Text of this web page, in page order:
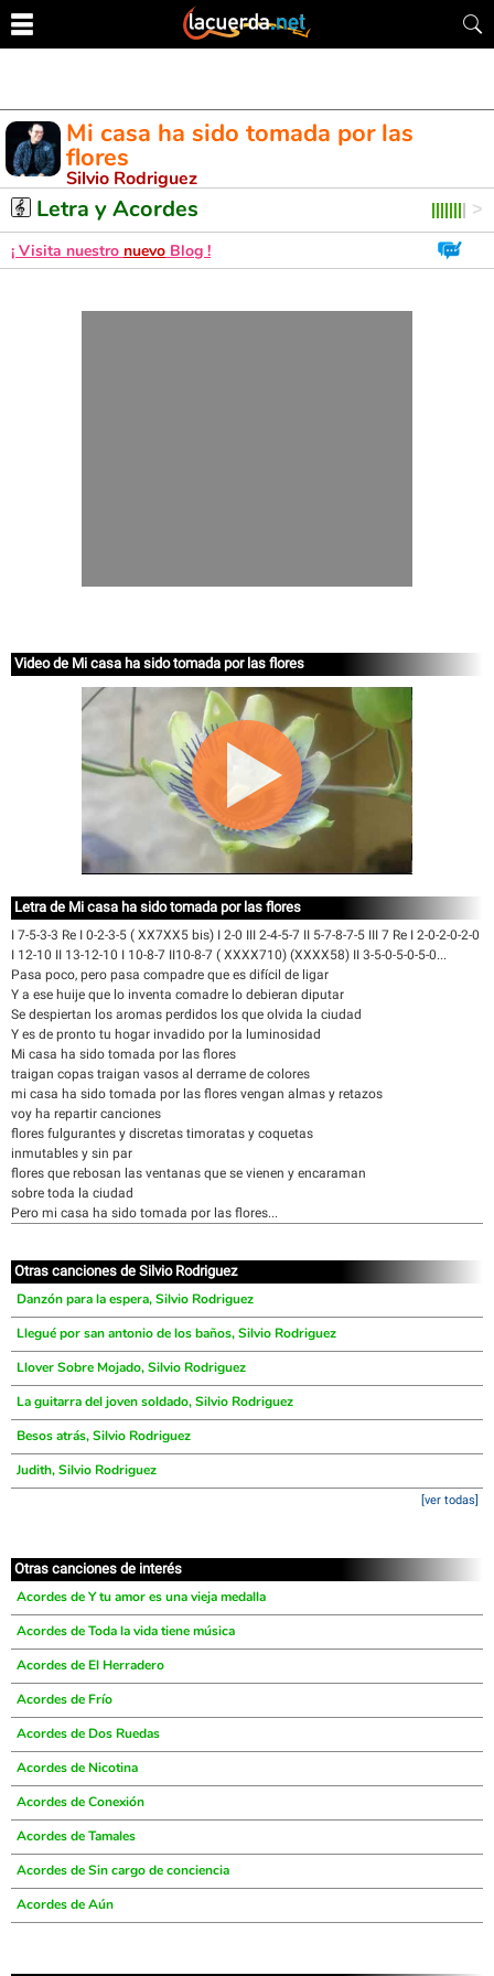
Mi casa ha sido tomada por las
flores
Silvio Rodriguez
Letra y Acordes
¡ Visita nuestro nuevo Blog !
Video de Mi casa ha sido tomada por las flores
Letra de Mi casa ha sido tomada por las flores
I 7-5-3-3 Re I 0-2-3-5 ( XX7XX5 bis) I 2-0 III 2-4-5-7 II 5-7-8-7-5 III 7 Re I 2-0-2-0-2-0
I 12-10 II 13-12-10 I 10-8-7 II10-8-7 ( XXXX710) (XXXX58) II 3-5-0-5-0-5-0...
Pasa poco, pero pasa compadre que es difícil de ligar
Y a ese huije que lo inventa comadre lo debieran diputar
Se despiertan los aromas perdidos los que olvida la ciudad
Y es de pronto tu hogar invadido por la luminosidad
Mi casa ha sido tomada por las flores
traigan copas traigan vasos al derrame de colores
mi casa ha sido tomada por las flores vengan almas y retazos
voy ha repartir canciones
flores fulgurantes y discretas timoratas y coquetas
inmutables y sin par
flores que rebosan las ventanas que se vienen y encaraman
sobre toda la ciudad
Pero mi casa ha sido tomada por las flores...
Otras canciones de Silvio Rodriguez
Danzón para la espera, Silvio Rodriguez
Llegué por san antonio de los baños, Silvio Rodriguez
Llover Sobre Mojado, Silvio Rodriguez
La guitarra del joven soldado, Silvio Rodriguez
Besos atrás, Silvio Rodriguez
Judith, Silvio Rodriguez
[ver todas]
Otras canciones de interés
Acordes de Y tu amor es una vieja medalla
Acordes de Toda la vida tiene música
Acordes de El Herradero
Acordes de Frío
Acordes de Dos Ruedas
Acordes de Nicotina
Acordes de Conexión
Acordes de Tamales
Acordes de Sin cargo de conciencia
Acordes de Aún